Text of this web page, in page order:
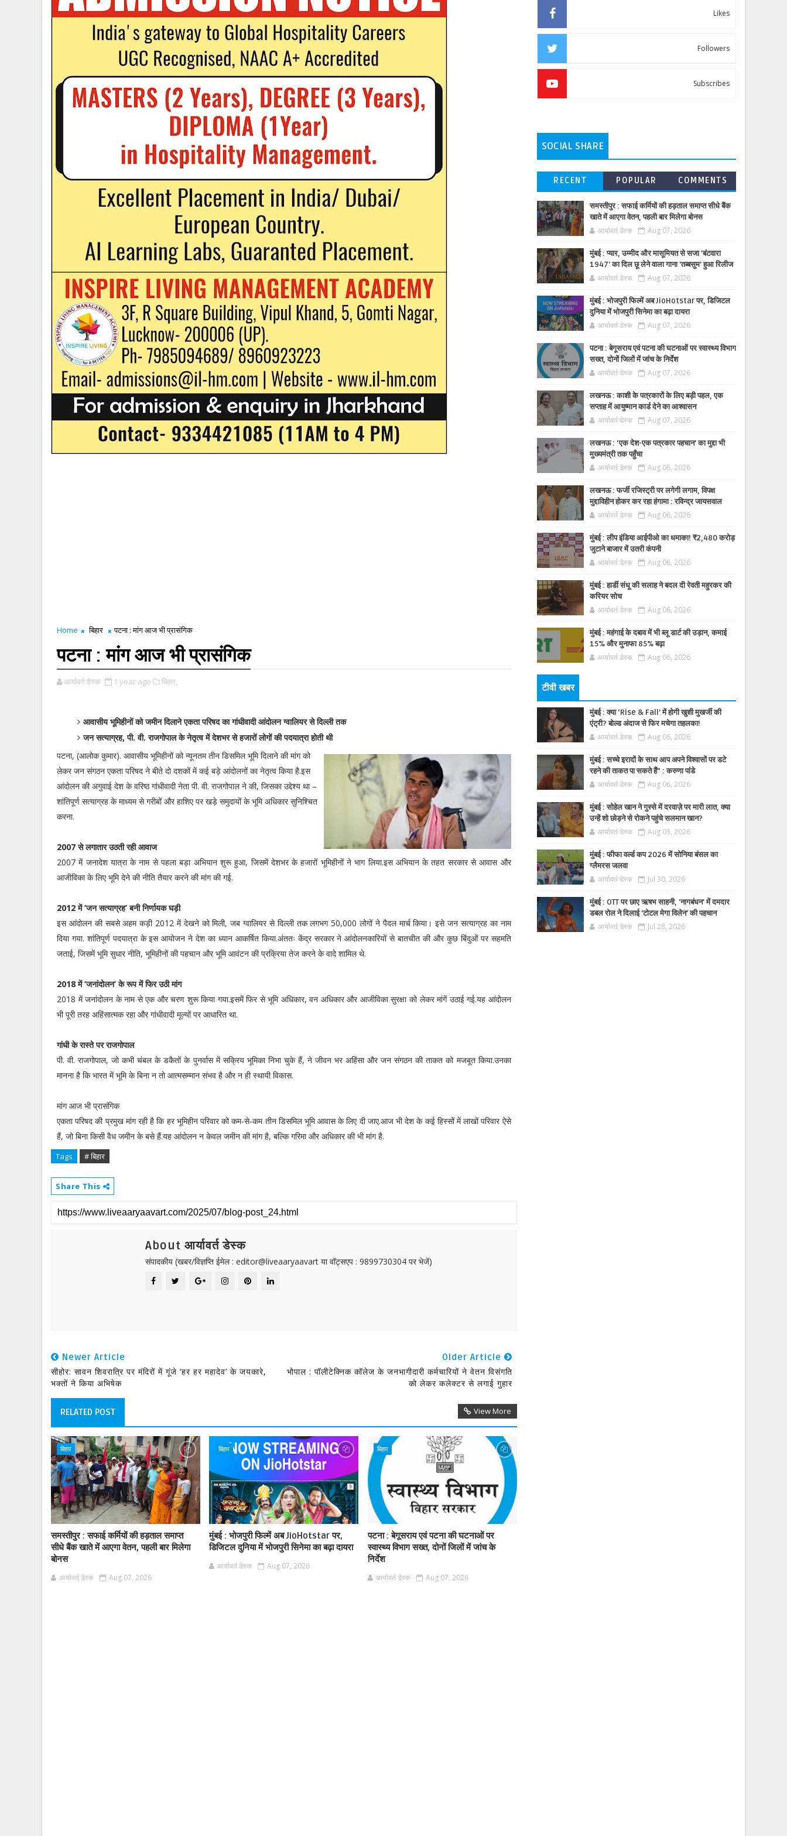
Home बिहार पटना : मांग आज भी प्रासंगिक
पटना : मांग आज भी प्रासंगिक
आर्यावर्त डेस्क 1 year ago बिहार,
आवासीय भूमिहीनों को जमीन दिलाने एकता परिषद का गांधीवादी आंदोलन ग्वालियर से दिल्ली तक
जन सत्याग्रह, पी. वी. राजगोपाल के नेतृत्व में देशभर से हजारों लोगों की पदयात्रा होती थी
पटना, (आलोक कुमार). आवासीय भूमिहीनों को न्यूनतम तीन डिसमिल भूमि दिलाने की मांग को
लेकर जन संगठन एकता परिषद ने बीते दो दशकों में कई बड़े आंदोलनों का नेतृत्व किया है.इस
आंदोलन की अगुवाई देश के वरिष्ठ गांधीवादी नेता पी. वी. राजगोपाल ने की, जिसका उद्देश्य था –
शांतिपूर्ण सत्याग्रह के माध्यम से गरीबों और हाशिए पर खड़े समुदायों के भूमि अधिकार सुनिश्चित
करना.
2007 से लगातार उठती रही आवाज
2007 में जनादेश यात्रा के नाम से पहला बड़ा अभियान शुरू हुआ, जिसमें देशभर के हजारों भूमिहीनों ने भाग लिया.इस अभियान के तहत सरकार से आवास और
आजीविका के लिए भूमि देने की नीति तैयार करने की मांग की गई.
2012 में ‘जन सत्याग्रह’ बनी निर्णायक घड़ी
इस आंदोलन की सबसे अहम कड़ी 2012 में देखने को मिली, जब ग्वालियर से दिल्ली तक लगभग 50,000 लोगों ने पैदल मार्च किया। इसे जन सत्याग्रह का नाम
दिया गया. शांतिपूर्ण पदयात्रा के इस आयोजन ने देश का ध्यान आकर्षित किया.अंततः केंद्र सरकार ने आंदोलनकारियों से बातचीत की और कुछ बिंदुओं पर सहमति
जताई, जिसमें भूमि सुधार नीति, भूमिहीनों की पहचान और भूमि आवंटन की प्रक्रिया तेज करने के वादे शामिल थे.
2018 में ‘जनांदोलन’ के रूप में फिर उठी मांग
2018 में जनांदोलन के नाम से एक और चरण शुरू किया गया.इसमें फिर से भूमि अधिकार, वन अधिकार और आजीविका सुरक्षा को लेकर मांगें उठाई गई.यह आंदोलन
भी पूरी तरह अहिंसात्मक रहा और गांधीवादी मूल्यों पर आधारित था.
गांधी के रास्ते पर राजगोपाल
पी. वी. राजगोपाल, जो कभी चंबल के डकैतों के पुनर्वास में सक्रिय भूमिका निभा चुके हैं, ने जीवन भर अहिंसा और जन संगठन की ताकत को मजबूत किया.उनका
मानना है कि भारत में भूमि के बिना न तो आत्मसम्मान संभव है और न ही स्थायी विकास.
मांग आज भी प्रासंगिक
एकता परिषद की प्रमुख मांग रही है कि हर भूमिहीन परिवार को कम-से-कम तीन डिसमिल भूमि आवास के लिए दी जाए.आज भी देश के कई हिस्सों में लाखों परिवार ऐसे
हैं, जो बिना किसी वैध जमीन के बसे हैं.यह आंदोलन न केवल जमीन की मांग है, बल्कि गरिमा और अधिकार की भी मांग है.
Tags # बिहार
Share This
About आर्यावर्त डेस्क
संपादकीय (खबर/विज्ञप्ति ईमेल : editor@liveaaryaavart या वॉट्सएप : 9899730304 पर भेजें)
Newer Article
सीहोर: सावन शिवरात्रि पर मंदिरों में गूंजे ‘हर हर महादेव’ के जयकारे,
भक्तों ने किया अभिषेक
Older Article
भोपाल : पॉलीटेक्निक कॉलेज के जनभागीदारी कर्मचारियों ने वेतन विसंगति
को लेकर कलेक्टर से लगाई गुहार
RELATED POST View More
बिहार
समस्तीपुर : सफाई कर्मियों की हड़ताल समाप्त
सीधे बैंक खाते में आएगा वेतन, पहली बार मिलेगा
बोनस
आर्यावर्त डेस्क Aug 07, 2026
बिहार
मुंबई : भोजपुरी फिल्में अब JioHotstar पर,
डिजिटल दुनिया में भोजपुरी सिनेमा का बढ़ा दायरा
आर्यावर्त डेस्क Aug 07, 2026
बिहार
पटना : बेगूसराय एवं पटना की घटनाओं पर
स्वास्थ्य विभाग सख्त, दोनों जिलों में जांच के
निर्देश
आर्यावर्त डेस्क Aug 07, 2026
Likes
Followers
Subscribes
SOCIAL SHARE
RECENT POPULAR COMMENTS
समस्तीपुर : सफाई कर्मियों की हड़ताल समाप्त सीधे बैंक
खाते में आएगा वेतन, पहली बार मिलेगा बोनस
आर्यावर्त डेस्क Aug 07, 2026
मुंबई : प्यार, उम्मीद और मासूमियत से सजा 'बंटवारा
1947' का दिल छू लेने वाला गाना 'तब्बसुम' हुआ रिलीज
आर्यावर्त डेस्क Aug 07, 2026
मुंबई : भोजपुरी फिल्में अब JioHotstar पर, डिजिटल
दुनिया में भोजपुरी सिनेमा का बढ़ा दायरा
आर्यावर्त डेस्क Aug 07, 2026
पटना : बेगूसराय एवं पटना की घटनाओं पर स्वास्थ्य विभाग
सख्त, दोनों जिलों में जांच के निर्देश
आर्यावर्त डेस्क Aug 07, 2026
लखनऊ : काशी के पत्रकारों के लिए बड़ी पहल, एक
सप्ताह में आयुष्मान कार्ड देने का आश्वासन
आर्यावर्त डेस्क Aug 07, 2026
लखनऊ : ‘एक देश-एक पत्रकार पहचान’ का मुद्दा भी
मुख्यमंत्री तक पहुँचा
आर्यावर्त डेस्क Aug 06, 2026
लखनऊ : फर्जी रजिस्ट्री पर लगेगी लगाम, विपक्ष
मुद्दाविहीन होकर कर रहा हंगामा : रविन्द्र जायसवाल
आर्यावर्त डेस्क Aug 06, 2026
मुंबई : लीप इंडिया आईपीओ का धमाका! ₹2,480 करोड़
जुटाने बाजार में उतरी कंपनी
आर्यावर्त डेस्क Aug 06, 2026
मुंबई : हार्डी संधू की सलाह ने बदल दी रेवती महुरकर की
करियर सोच
आर्यावर्त डेस्क Aug 06, 2026
मुंबई : महंगाई के दबाव में भी ब्लू डार्ट की उड़ान, कमाई
15% और मुनाफा 85% बढ़ा
आर्यावर्त डेस्क Aug 06, 2026
टीवी खबर
मुंबई : क्या ‘Rise & Fall’ में होगी खुशी मुखर्जी की
एंट्री? बोल्ड अंदाज से फिर मचेगा तहलका!
आर्यावर्त डेस्क Aug 06, 2026
मुंबई : सच्चे इरादों के साथ आप अपने विश्वासों पर डटे
रहने की ताकत पा सकते हैं” : करुणा पांडे
आर्यावर्त डेस्क Aug 06, 2026
मुंबई : सोहेल खान ने गुस्से में दरवाज़े पर मारी लात, क्या
उन्हें शो छोड़ने से रोकने पहुंचे सलमान खान?
आर्यावर्त डेस्क Aug 03, 2026
मुंबई : फीफा वर्ल्ड कप 2026 में सोनिया बंसल का
ग्लैमरस जलवा
आर्यावर्त डेस्क Jul 30, 2026
मुंबई : OTT पर छाए ऋषभ साहनी, 'नागबंधन' में दमदार
डबल रोल ने दिलाई 'टोटल मेगा विलेन' की पहचान
आर्यावर्त डेस्क Jul 28, 2026